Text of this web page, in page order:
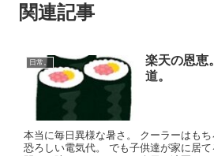
関連記事
日常。
楽天の恩恵
道。
本当に毎日異様な暑さ。 クーラーはもち
恐ろしい電気代。 でも子供達が家に居